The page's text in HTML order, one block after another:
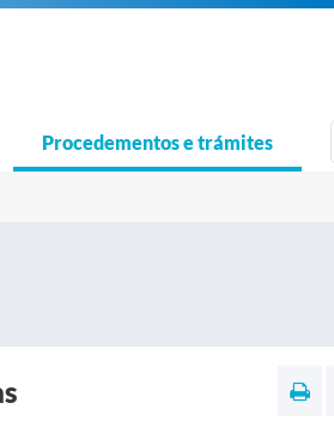
Procedementos e trámites